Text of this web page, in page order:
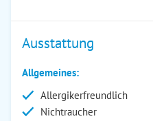
Ausstattung
Allgemeines:
Allergikerfreundlich
Nichtraucher